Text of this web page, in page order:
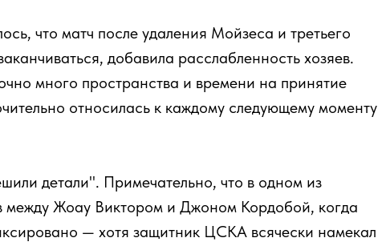
что матч после удаления Мойзеса и третьего
добавила расслабленность хозяев.
много пространства и времени на принятие
относилась к каждому следующему моменту
детали". Примечательно, что в одном из
между Жоау Виктором и Джоном Кордобой, когда
— хотя защитник ЦСКА всячески намекал